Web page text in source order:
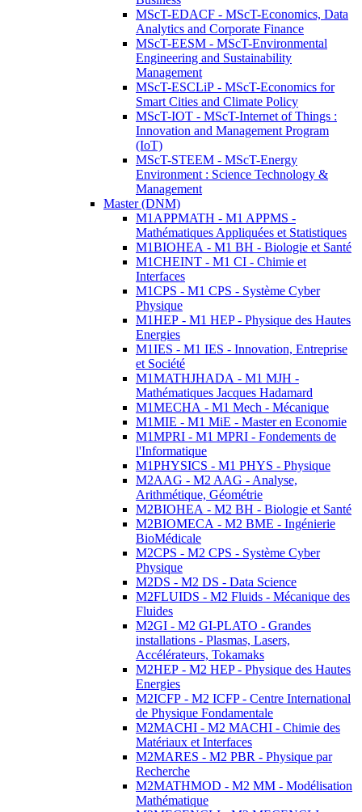
MScT-EDACF - MScT-Economics, Data
Analytics and Corporate Finance
MScT-EESM - MScT-Environmental
Engineering and Sustainability
Management
MScT-ESCLiP - MScT-Economics for
Smart Cities and Climate Policy
MScT-IOT - MScT-Internet of Things :
Innovation and Management Program
(IoT)
MScT-STEEM - MScT-Energy
Environment : Science Technology &
Management
Master (DNM)
M1APPMATH - M1 APPMS -
Mathématiques Appliquées et Statistiques
M1BIOHEA - M1 BH - Biologie et Santé
M1CHEINT - M1 CI - Chimie et
Interfaces
M1CPS - M1 CPS - Système Cyber
Physique
M1HEP - M1 HEP - Physique des Hautes
Energies
M1IES - M1 IES - Innovation, Entreprise
et Société
M1MATHJHADA - M1 MJH -
Mathématiques Jacques Hadamard
M1MECHA - M1 Mech - Mécanique
M1MIE - M1 MiE - Master en Economie
M1MPRI - M1 MPRI - Fondements de
l'Informatique
M1PHYSICS - M1 PHYS - Physique
M2AAG - M2 AAG - Analyse,
Arithmétique, Géométrie
M2BIOHEA - M2 BH - Biologie et Santé
M2BIOMECA - M2 BME - Ingénierie
BioMédicale
M2CPS - M2 CPS - Système Cyber
Physique
M2DS - M2 DS - Data Science
M2FLUIDS - M2 Fluids - Mécanique des
Fluides
M2GI - M2 GI-PLATO - Grandes
installations - Plasmas, Lasers,
Accélérateurs, Tokamaks
M2HEP - M2 HEP - Physique des Hautes
Energies
M2ICFP - M2 ICFP - Centre International
de Physique Fondamentale
M2MACHI - M2 MACHI - Chimie des
Matériaux et Interfaces
M2MARES - M2 PBR - Physique par
Recherche
M2MATHMOD - M2 MM - Modélisation
Mathématique